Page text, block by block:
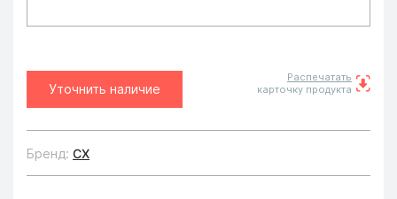
Уточнить наличие
Распечатать
карточку продукта
Бренд: CX